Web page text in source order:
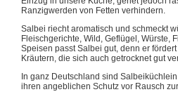
Ranzigwerden von Fetten verhindern.
Salbei riecht aromatisch und schmeckt
Fleischgerichte, Wild, Geflügel, Würste,
Speisen passt Salbei gut, denn er
Kräutern, die sich auch getrocknet gut
In ganz Deutschland sind
ihren angeblichen Schutz vor Rausch